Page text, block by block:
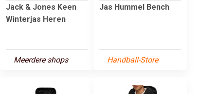
Jack & Jones Keen
Winterjas Heren
Meerdere shops
Jas Hummel Bench
Handball-Store